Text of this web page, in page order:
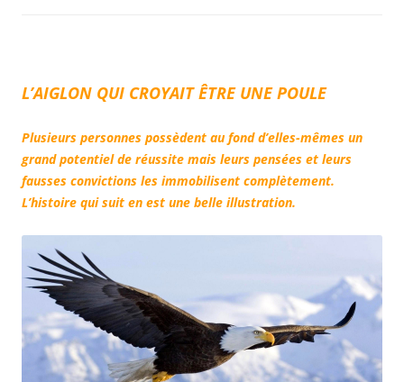
L’AIGLON QUI CROYAIT ÊTRE UNE POULE
Plusieurs personnes possèdent au fond d’elles-mêmes un
grand potentiel de réussite mais leurs pensées et leurs
fausses convictions les immobilisent complètement.
L’histoire qui suit en est une belle illustration.